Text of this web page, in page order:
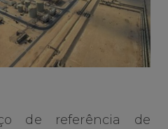
de referência de